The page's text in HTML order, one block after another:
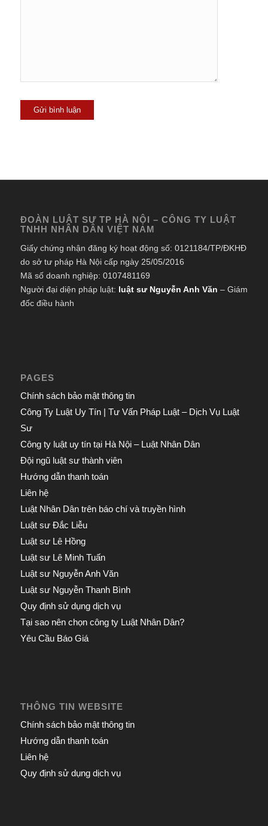
ĐOÀN LUẬT SƯ TP HÀ NỘI – CÔNG TY LUẬT
TNHH NHÂN DÂN VIỆT NAM
Giấy chứng nhận đăng ký hoạt động số: 0121184/TP/ĐKHĐ
do sở tư pháp Hà Nội cấp ngày 25/05/2016
Mã số doanh nghiệp: 0107481169
Người đại diện pháp luật: luật sư Nguyễn Anh Văn – Giám
đốc điều hành
PAGES
Chính sách bảo mật thông tin
Công Ty Luật Uy Tín | Tư Vấn Pháp Luật – Dịch Vụ Luật
Sư
Công ty luật uy tín tại Hà Nội – Luật Nhân Dân
Đội ngũ luật sư thành viên
Hướng dẫn thanh toán
Liên hệ
Luật Nhân Dân trên báo chí và truyền hình
Luật sư Đắc Liễu
Luật sư Lê Hồng
Luật sư Lê Minh Tuấn
Luật sư Nguyễn Anh Văn
Luật sư Nguyễn Thanh Bình
Quy định sử dụng dịch vụ
Tại sao nên chọn công ty Luật Nhân Dân?
Yêu Cầu Báo Giá
THÔNG TIN WEBSITE
Chính sách bảo mật thông tin
Hướng dẫn thanh toán
Liên hệ
Quy định sử dụng dịch vụ